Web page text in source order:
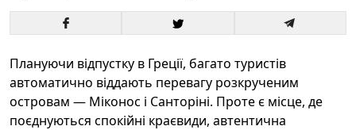
Плануючи відпустку в Греції, багато туристів
автоматично віддають перевагу розкрученим
островам — Міконос і Санторіні. Проте є місце, де
поєднуються спокійні краєвиди, автентична